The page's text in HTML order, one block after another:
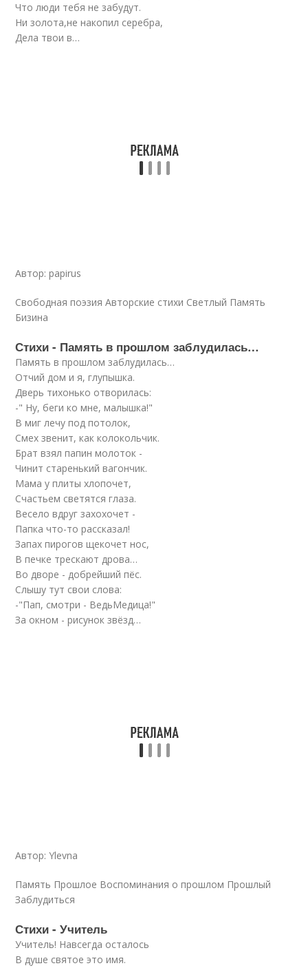
Что люди тебя не забудут.
Ни золота,не накопил серебра,
Дела твои в…
Автор: papirus
Свободная поэзия Авторские стихи Светлый Память
Бизина
Стихи - Память в прошлом заблудилась…
Память в прошлом заблудилась…
Отчий дом и я, глупышка.
Дверь тихонько отворилась:
-" Ну, беги ко мне, малышка!"
В миг лечу под потолок,
Смех звенит, как колокольчик.
Брат взял папин молоток -
Чинит старенький вагончик.
Мама у плиты хлопочет,
Счастьем светятся глаза.
Весело вдруг захохочет -
Папка что-то рассказал!
Запах пирогов щекочет нос,
В печке трескают дрова…
Во дворе - добрейший пёс.
Слышу тут свои слова:
-"Пап, смотри - ВедьМедица!"
За окном - рисунок звёзд…
Автор: Ylevna
Память Прошлое Воспоминания о прошлом Прошлый
Заблудиться
Стихи - Учитель
Учитель! Навсегда осталось
В душе святое это имя.